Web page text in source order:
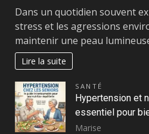
Dans un quotidien souvent
stress et les agressions
maintenir une peau
Lire la suite
SANTÉ
Hypertension et
essentiel pour
Marise